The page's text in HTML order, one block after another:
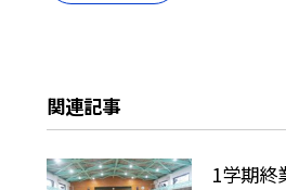
関連記事
1学期終